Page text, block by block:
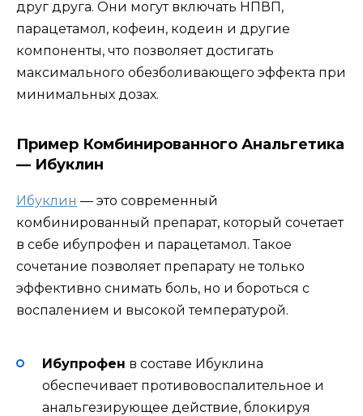
друг друга. Они могут включать НПВП,
парацетамол, кофеин, кодеин и другие
компоненты, что позволяет достигать
максимального обезболивающего эффекта при
минимальных дозах.
Пример Комбинированного Анальгетика
— Ибуклин
Ибуклин — это современный
комбинированный препарат, который сочетает
в себе ибупрофен и парацетамол. Такое
сочетание позволяет препарату не только
эффективно снимать боль, но и бороться с
воспалением и высокой температурой.
Ибупрофен в составе Ибуклина
обеспечивает противовоспалительное и
анальгезирующее действие, блокируя